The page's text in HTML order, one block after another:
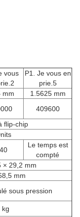
vous
P1. Je vous en
prie.5
mm
1.5625 mm
409600
flip-chip
Le temps est
compté
× 29,2 mm
mm
sous pression
kg